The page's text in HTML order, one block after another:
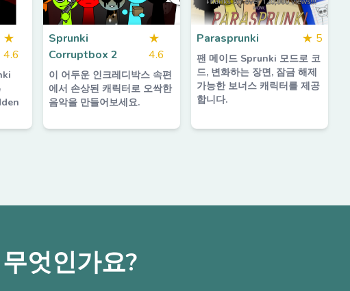
★
4.6
Sprunki
Corruptbox 2
★
4.6
이 어두운 인크레디박스 속편
에서 손상된 캐릭터로 오싹한
음악을 만들어보세요.
Parasprunki ★ 5
팬 메이드 Sprunki 모드로 코
드, 변화하는 장면, 잠금 해제
가능한 보너스 캐릭터를 제공
합니다.
엇인가요?